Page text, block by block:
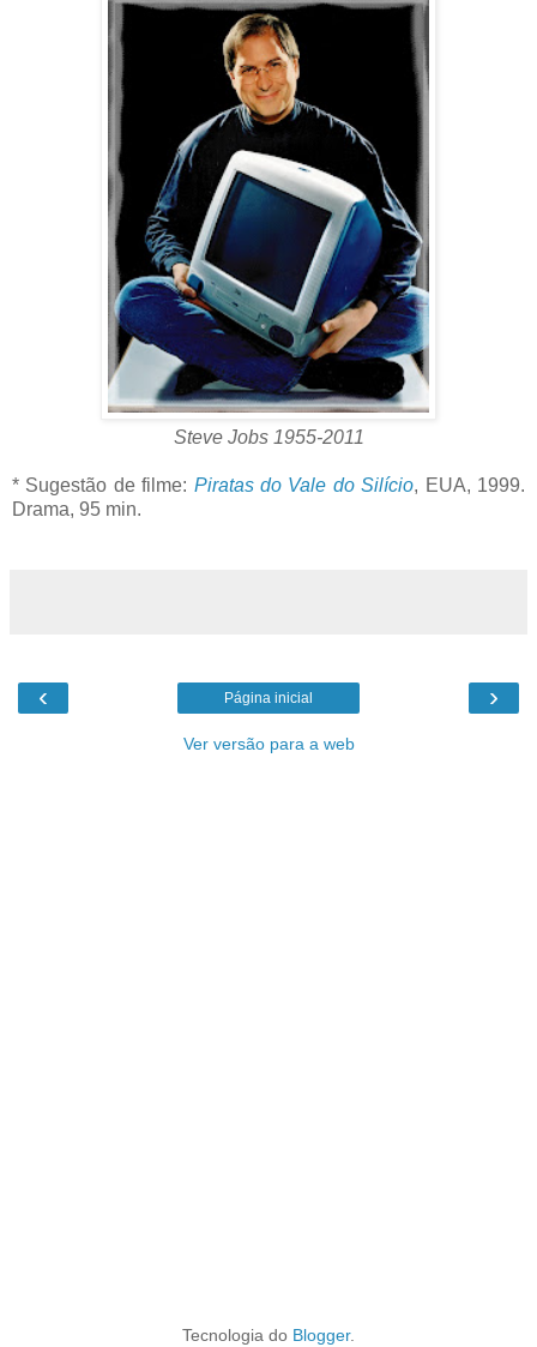
Steve Jobs 1955-2011
* Sugestão de filme: Piratas do Vale do Silício, EUA, 1999.
Drama, 95 min.
‹ ›
Página inicial
Ver versão para a web
Tecnologia do Blogger.